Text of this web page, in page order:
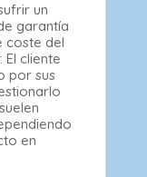
un
garantía
coste del
cliente
por sus
en